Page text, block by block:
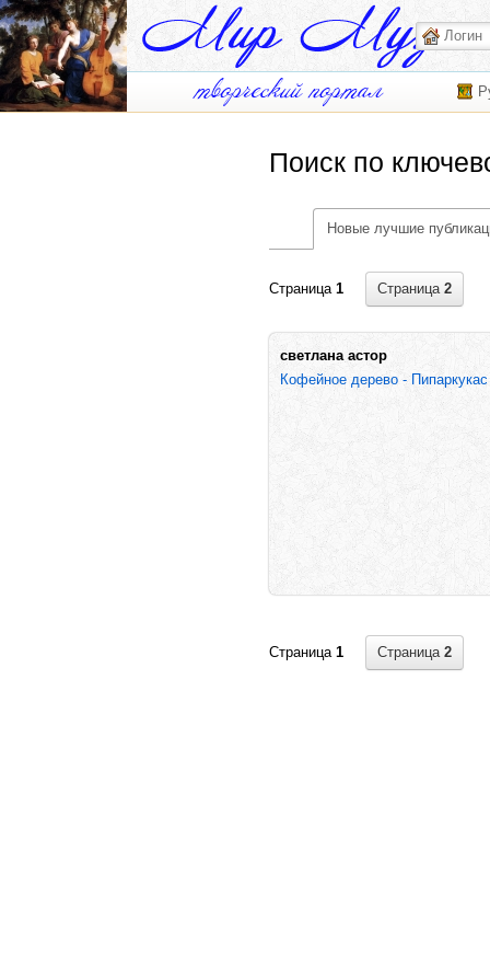
Поиск по
Новые лучшие
Страница 1 Страница 2
светлана астор
Кофейное дерево - Пипаркукас
Страница 1 Страница 2